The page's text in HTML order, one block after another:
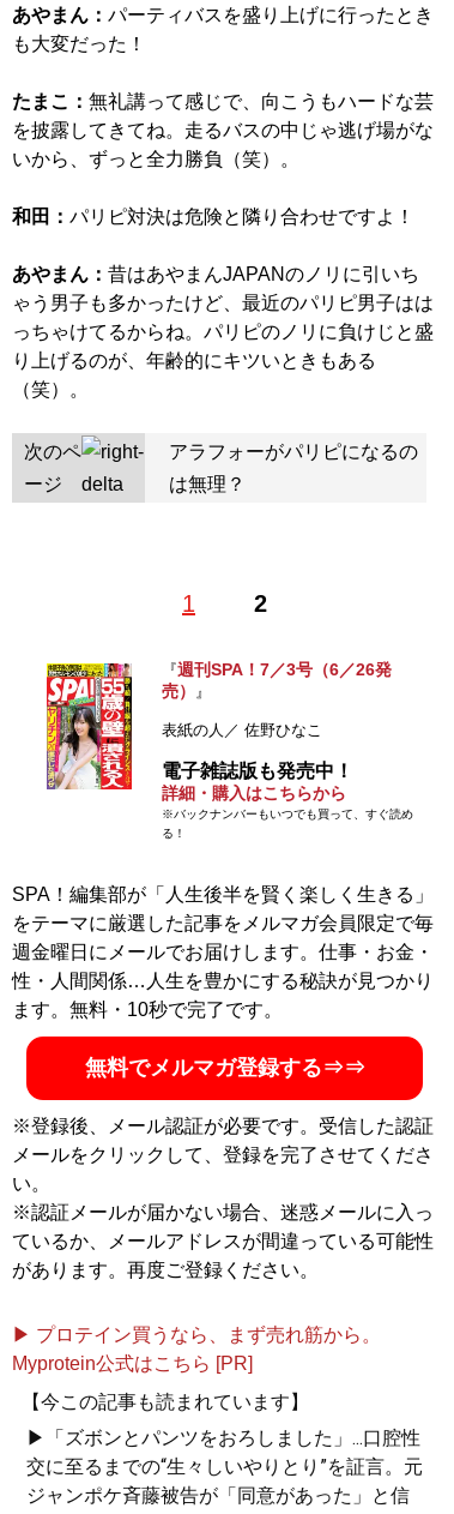
あやまん： パーティバスを盛り上げに行ったとき
も大変だった！
たまこ： 無礼講って感じで、向こうもハードな芸
を披露してきてね。走るバスの中じゃ逃げ場がな
いから、ずっと全力勝負（笑）。
和田： パリピ対決は危険と隣り合わせですよ！
あやまん： 昔はあやまんJAPANのノリに引いち
ゃう男子も多かったけど、最近のパリピ男子はは
っちゃけてるからね。パリピのノリに負けじと盛
り上げるのが、年齢的にキツいときもある
（笑）。
次のペ
ージ
アラフォーがパリピになるの
は無理？
1 2
『週刊SPA！7／3号（6／26発
売）
』
表紙の人／ 佐野ひなこ
電子雑誌版も発売中！
詳細・購入はこちらから
※バックナンバーもいつでも買って、すぐ読め
る！
SPA！編集部が「人生後半を賢く楽しく生きる」
をテーマに厳選した記事をメルマガ会員限定で毎
週金曜日にメールでお届けします。仕事・お金・
性・人間関係…人生を豊かにする秘訣が見つかり
ます。無料・10秒で完了です。
無料でメルマガ登録する⇒⇒
※登録後、メール認証が必要です。受信した認証
メールをクリックして、登録を完了させてくださ
い。
※認証メールが届かない場合、迷惑メールに入っ
ているか、メールアドレスが間違っている可能性
があります。再度ご登録ください。
▶ プロテイン買うなら、まず売れ筋から。
Myprotein公式はこちら [PR]
【今この記事も読まれています】
▶「ズボンとパンツをおろしました」...口腔性
交に至るまでの“生々しいやりとり”を証言。元
ジャンポケ斉藤被告が「同意があった」と信